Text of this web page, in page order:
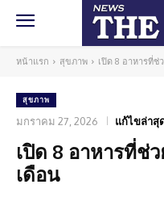
หน้าแรก สุขภาพ เปิด 8 อาหารที่ช่
สุขภาพ
มกราคม 27, 2026 แก้ไขล่าสุ
เปิด 8 อาหารที่ช่
เดือน